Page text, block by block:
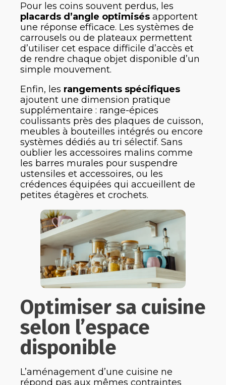
Pour les coins souvent perdus, les
placards d’angle optimisés apportent
une réponse efficace. Les systèmes de
carrousels ou de plateaux permettent
d’utiliser cet espace difficile d’accès et
de rendre chaque objet disponible d’un
simple mouvement.
Enfin, les rangements spécifiques
ajoutent une dimension pratique
supplémentaire : range-épices
coulissants près des plaques de cuisson,
meubles à bouteilles intégrés ou encore
systèmes dédiés au tri sélectif. Sans
oublier les accessoires malins comme
les barres murales pour suspendre
ustensiles et accessoires, ou les
crédences équipées qui accueillent de
petites étagères et crochets.
Optimiser sa cuisine
selon l’espace
disponible
L’aménagement d’une cuisine ne
répond pas aux mêmes contraintes